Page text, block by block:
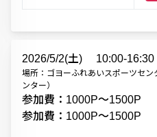
2026/5/2(土) 10:00-16:30
場所：ゴヨーふれあいスポーツセ
ンター）
参加費：1000P〜1500P
参加費：1000P〜1500P